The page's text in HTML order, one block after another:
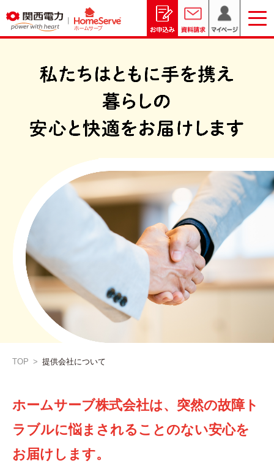
TOP > 提供会社について
ホームサーブ株式会社は、突然の故障ト
ラブルに悩まされることのない安心を
お届けします。